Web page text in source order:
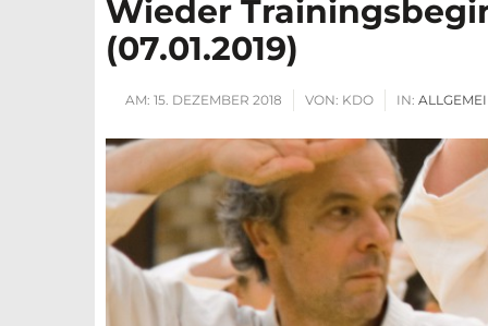
Wieder
(07.01.2019)
AM: 15. DEZEMBER 2018 VON: KDO IN: